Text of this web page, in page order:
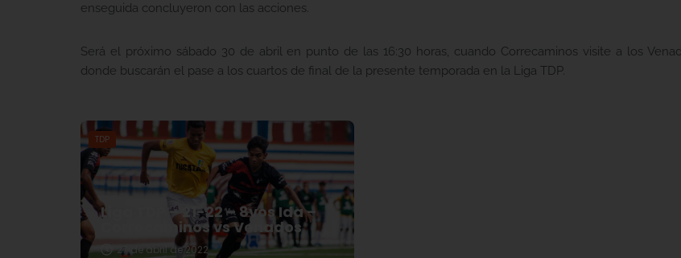
enseguida concluyeron con las acciones.
Será el próximo sábado 30 de abril en punto de las 16:30 horas, cuando Correcaminos visite a los
donde buscarán el pase a los cuartos de final de la presente temporada en la Liga TDP.
TDP
Liga TDP – 21-22 – 8vos Ida –
Correcaminos vs Venados
27 de abril de 2022